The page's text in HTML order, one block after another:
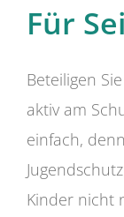
Für
Beteiligen
aktiv am
einfach,
Kinder nicht